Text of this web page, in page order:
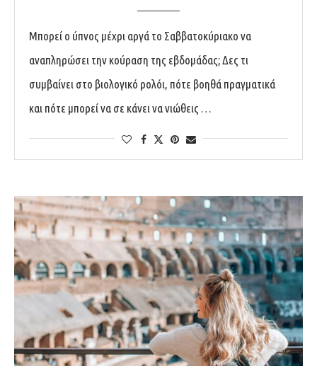
Μπορεί ο ύπνος μέχρι αργά το Σαββατοκύριακο να
αναπληρώσει την κούραση της εβδομάδας; Δες τι
συμβαίνει στο βιολογικό ρολόι, πότε βοηθά πραγματικά
και πότε μπορεί να σε κάνει να νιώθεις …